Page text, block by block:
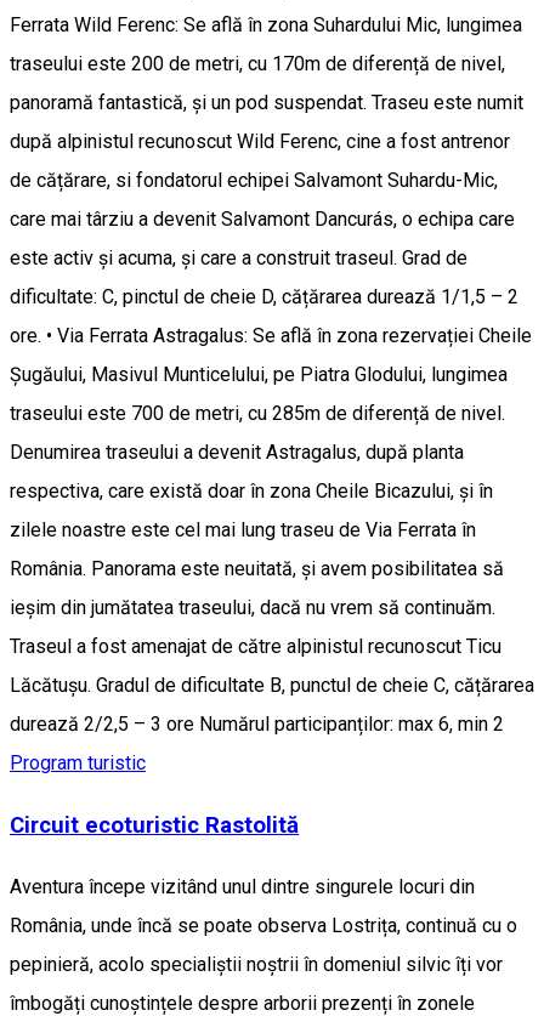
Ferrata Wild Ferenc: Se află în zona Suhardului Mic, lungimea
traseului este 200 de metri, cu 170m de diferență de nivel,
panoramă fantastică, și un pod suspendat. Traseu este numit
după alpinistul recunoscut Wild Ferenc, cine a fost antrenor
de cățărare, si fondatorul echipei Salvamont Suhardu-Mic,
care mai târziu a devenit Salvamont Dancurás, o echipa care
este activ și acuma, și care a construit traseul. Grad de
dificultate: C, pinctul de cheie D, cățărarea durează 1/1,5 – 2
ore. • Via Ferrata Astragalus: Se află în zona rezervației Cheile
Șugăului, Masivul Munticelului, pe Piatra Glodului, lungimea
traseului este 700 de metri, cu 285m de diferență de nivel.
Denumirea traseului a devenit Astragalus, după planta
respectiva, care există doar în zona Cheile Bicazului, și în
zilele noastre este cel mai lung traseu de Via Ferrata în
România. Panorama este neuitată, și avem posibilitatea să
ieșim din jumătatea traseului, dacă nu vrem să continuăm.
Traseul a fost amenajat de către alpinistul recunoscut Ticu
Lăcătușu. Gradul de dificultate B, punctul de cheie C, cățărarea
durează 2/2,5 – 3 ore Numărul participanților: max 6, min 2
Program turistic
Circuit ecoturistic Rastolită
Aventura începe vizitând unul dintre singurele locuri din
România, unde încă se poate observa Lostrița, continuă cu o
pepinieră, acolo specialiștii noștrii în domeniul silvic îți vor
îmbogăți cunoștințele despre arborii prezenți în zonele